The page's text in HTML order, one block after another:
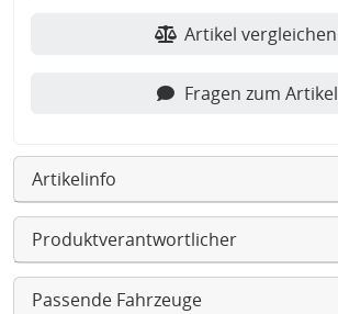
Artikel vergleichen
Fragen zum Artikel
Artikelinfo
Produktverantwortlicher
Passende Fahrzeuge